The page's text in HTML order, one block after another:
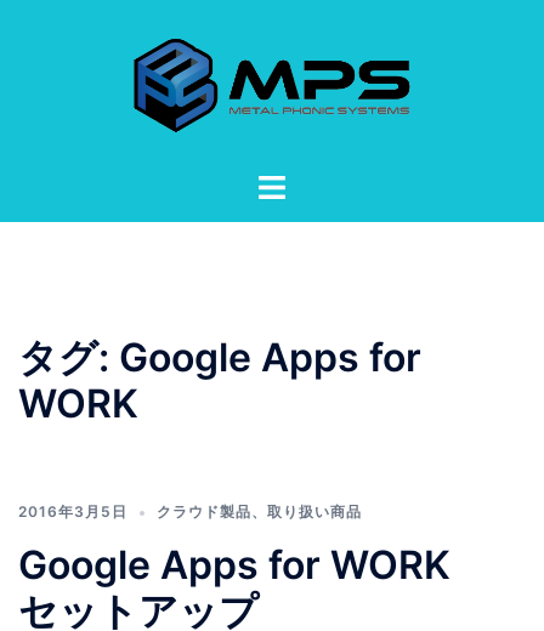
ト
ュ
ー
タグ: Google Apps for
WORK
2016年3月5日 クラウド製品、 取り扱い商品
Google Apps for WORK
セットアップ